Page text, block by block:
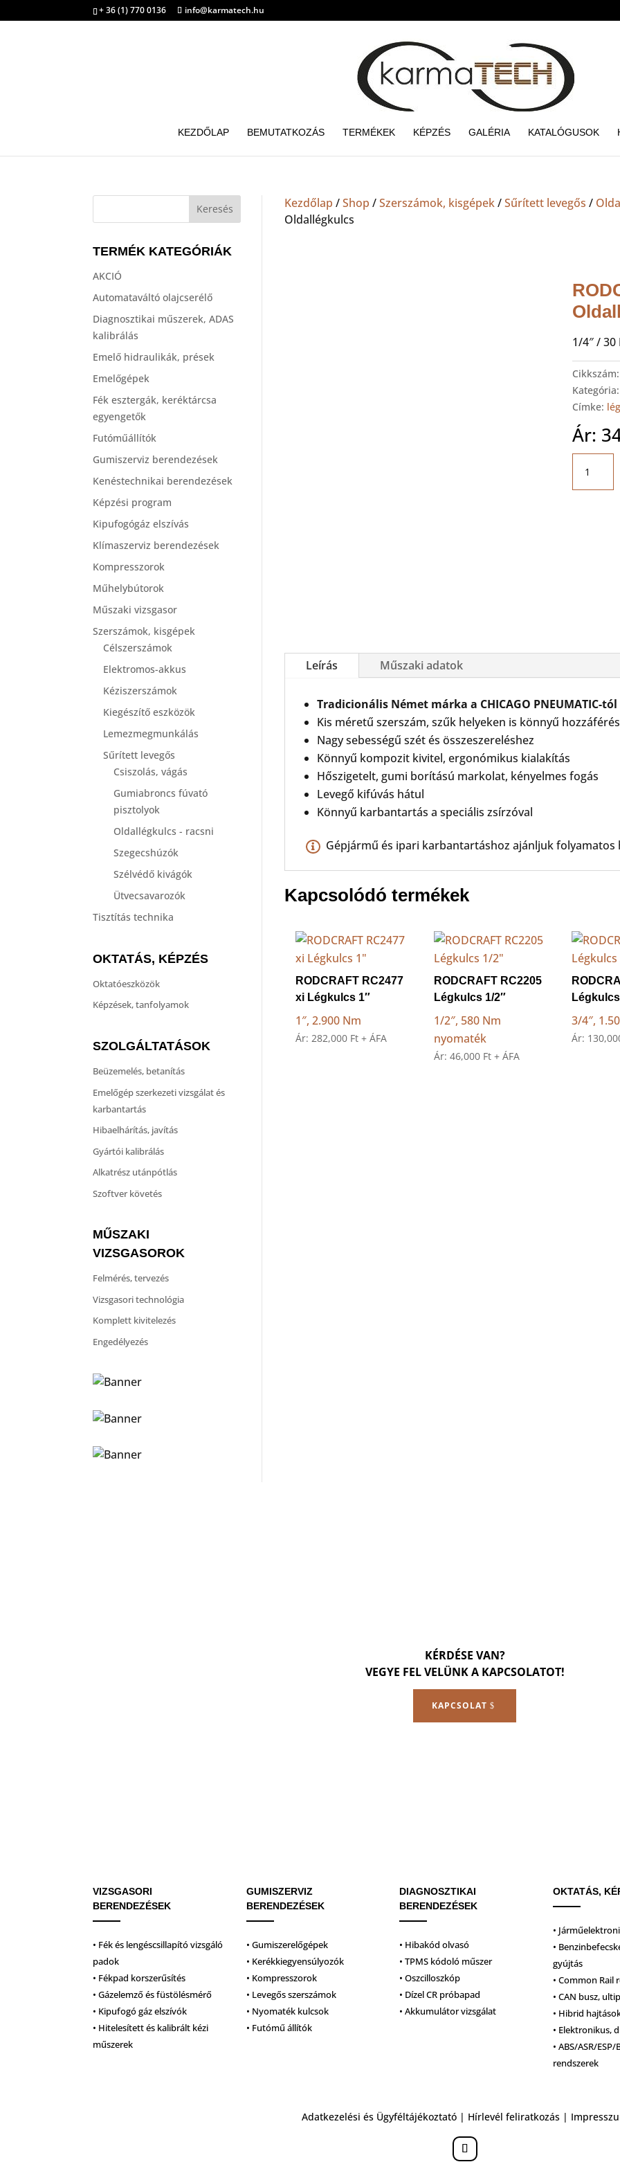
+ 36 (1) 770 0136 info@karmatech.hu
KEZDŐLAP BEMUTATKOZÁS TERMÉKEK KÉPZÉS GALÉRIA KATALÓGUSOK
TERMÉK KATEGÓRIÁK
AKCIÓ
Automataváltó olajcserélő
Diagnosztikai műszerek, ADAS
kalibrálás
Emelő hidraulikák, prések
Emelőgépek
Fék esztergák, keréktárcsa
egyengetők
Futóműállítók
Gumiszerviz berendezések
Kenéstechnikai berendezések
Képzési program
Kipufogógáz elszívás
Klímaszerviz berendezések
Kompresszorok
Műhelybútorok
Műszaki vizsgasor
Szerszámok, kisgépek
Célszerszámok
Elektromos-akkus
Kéziszerszámok
Kiegészítő eszközök
Lemezmegmunkálás
Sűrített levegős
Csiszolás, vágás
Gumiabroncs fúvató
pisztolyok
Oldallégkulcs - racsni
Szegecshúzók
Szélvédő kivágók
Ütvecsavarozók
Tisztítás technika
OKTATÁS, KÉPZÉS
Oktatóeszközök
Képzések, tanfolyamok
SZOLGÁLTATÁSOK
Beüzemelés, betanítás
Emelőgép szerkezeti vizsgálat és
karbantartás
Hibaelhárítás, javítás
Gyártói kalibrálás
Alkatrész utánpótlás
Szoftver követés
MŰSZAKI
VIZSGASOROK
Felmérés, tervezés
Vizsgasori technológia
Komplett kivitelezés
Engedélyezés
Kezdőlap /Shop /Szerszámok, kisgépek/Sűrített levegős /
Oldallégkulcs
1/4″ / 30
Cikkszám:
Kategória:
Címke:
Ár:
RC3001
Leírás Műszaki adatok
Tradicionális Német márka a CHICAGO PNEUMATIC-tól
Kis méretű szerszám, szűk helyeken is könnyű hozzáférés
Nagy sebességű szét és összeszereléshez
Könnyű kompozit kivitel, ergonómikus kialakítás
Hőszigetelt, gumi borítású markolat, kényelmes fogás
Levegő kifúvás hátul
Könnyű karbantartás a speciális zsírzóval
Gépjármű és ipari karbantartáshoz ajánljuk folyamatos
Kapcsolódó termékek
RODCRAFT RC2477
xi Légkulcs 1″
1″, 2.900 Nm
Ár:282,000 Ft + ÁFA
RODCRAFT RC2205
Légkulcs 1/2″
1/2″, 580 Nm
nyomaték
Ár: 46,000 Ft + ÁFA
3/4″,
Ár:
KÉRDÉSE VAN?
VEGYE FEL VELÜNK A KAPCSOLATOT!
KAPCSOLAT
VIZSGASORI
BERENDEZÉSEK
• Fék és lengéscsillapító vizsgáló
padok
• Fékpad korszerűsítés
• Gázelemző és füstölésmérő
• Kipufogó gáz elszívók
• Hitelesített és kalibrált kézi
műszerek
GUMISZERVIZ
BERENDEZÉSEK
• Gumiszerelőgépek
• Kerékkiegyensúlyozók
• Kompresszorok
• Levegős szerszámok
• Nyomaték kulcsok
• Futómű állítók
DIAGNOSZTIKAI
BERENDEZÉSEK
• Hibakód olvasó
• TPMS kódoló műszer
• Oszcilloszkóp
• Dízel CR próbapad
• Akkumulátor vizsgálat
OKTATÁS,
•
•
gyújtás
• Common Rail
• CAN busz,
• Hibrid
• Elektronikus,
• ABS/ASR/ESP/
rendszerek
Adatkezelési és Ügyféltájékoztató | Hírlevél feliratkozás |